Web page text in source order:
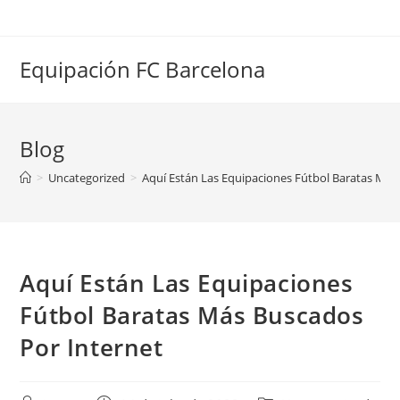
Equipación FC Barcelona
Blog
> Uncategorized > Aquí Están Las Equipaciones Fútbol Baratas
Aquí Están Las Equipaciones
Fútbol Baratas Más Buscados
Por Internet